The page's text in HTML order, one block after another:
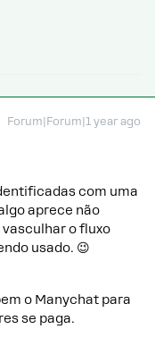
Forum|Forum|1 year ago
com uma
aprece não
o fluxo
usado. 😉
o Manychat para
se paga.